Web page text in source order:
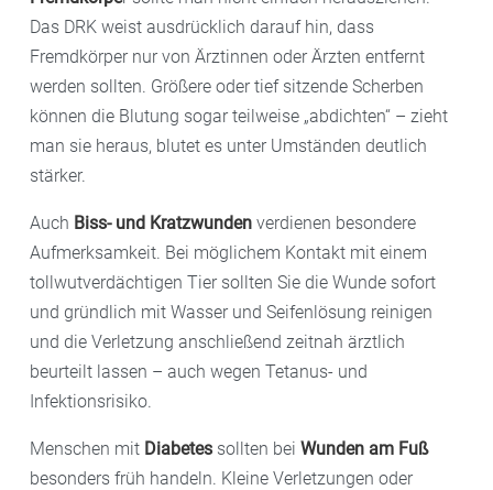
Das DRK weist ausdrücklich darauf hin, dass
Fremdkörper nur von Ärztinnen oder Ärzten entfernt
werden sollten. Größere oder tief sitzende Scherben
können die Blutung sogar teilweise „abdichten“ – zieht
man sie heraus, blutet es unter Umständen deutlich
stärker.
Auch Biss- und Kratzwunden verdienen besondere
Aufmerksamkeit. Bei möglichem Kontakt mit einem
tollwutverdächtigen Tier sollten Sie die Wunde sofort
und gründlich mit Wasser und Seifenlösung reinigen
und die Verletzung anschließend zeitnah ärztlich
beurteilt lassen – auch wegen Tetanus- und
Infektionsrisiko.
Menschen mit Diabetes sollten bei Wunden am Fuß
besonders früh handeln. Kleine Verletzungen oder